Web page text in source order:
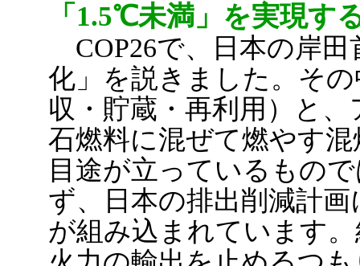
「1.5℃未満」を実現す
COP26で、日本の岸田
化」を説きました。そ
収・貯蔵・再利用）と
石燃料に混ぜて燃やす
目途が立っているもの
ず、日本の排出削減計
が組み込まれています